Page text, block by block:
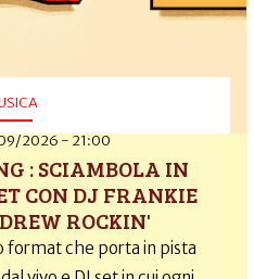
2026 - 21:00
: SCIAMBOLA IN
CON DJ FRANKIE
ROCKIN'
format che porta in pista